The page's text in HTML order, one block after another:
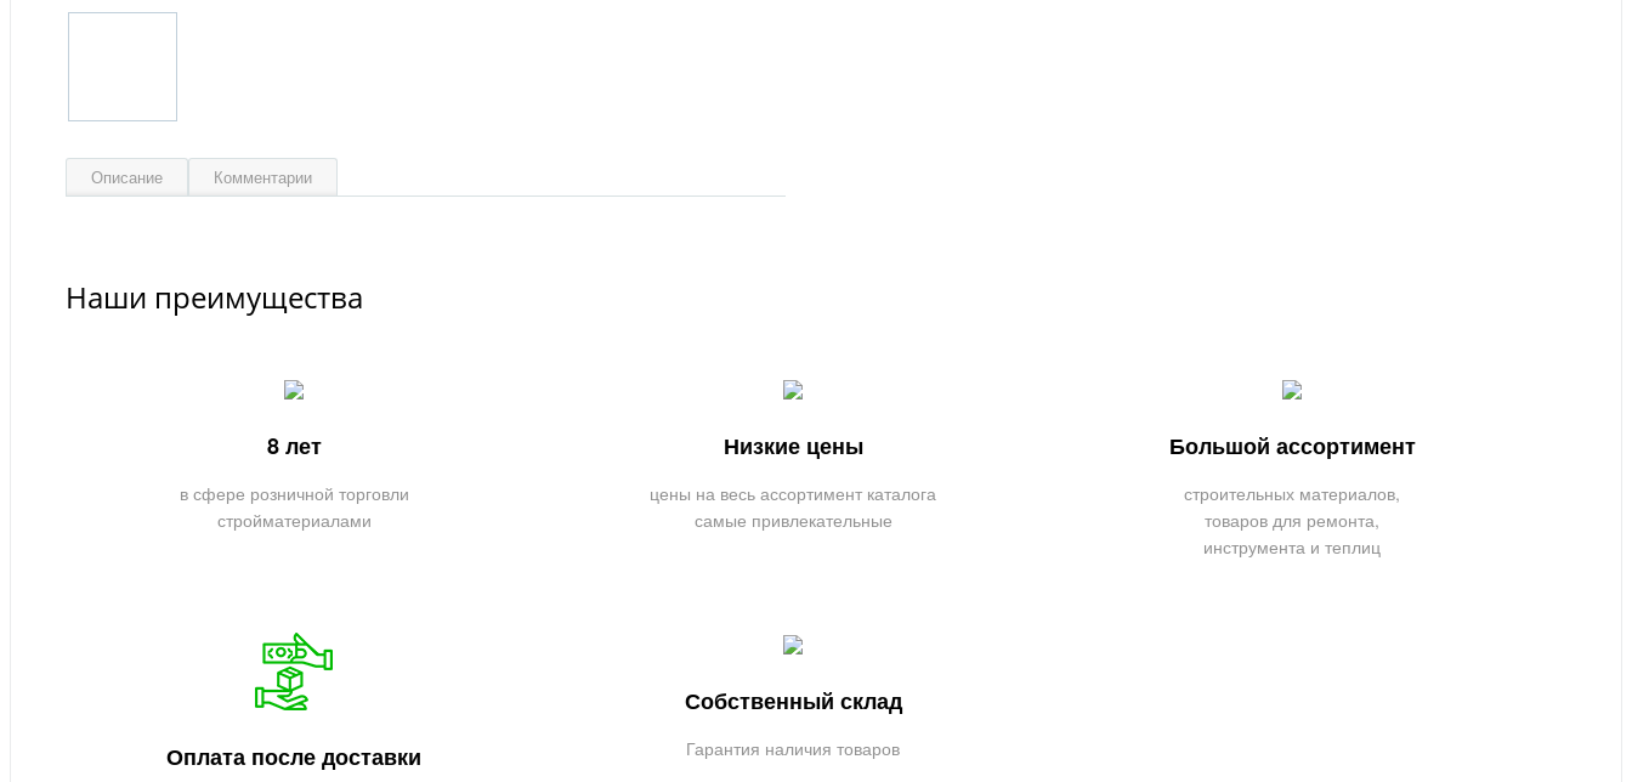
Описание Комментарии
Наши преимущества
8 лет
в сфере розничной торговли
стройматериалами
Низкие цены
цены на весь ассортимент каталога
самые привлекательные
Большой ассортимент
строительных материалов,
товаров для ремонта,
инструмента и теплиц
Оплата после доставки
Собственный склад
Гарантия наличия товаров